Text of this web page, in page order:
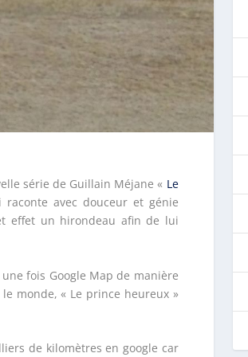
série de Guillain Méjane « Le
avec douceur et génie
effet un hirondeau afin de lui
fois Google Map de manière
monde, « Le prince heureux »
de kilomètres en google car